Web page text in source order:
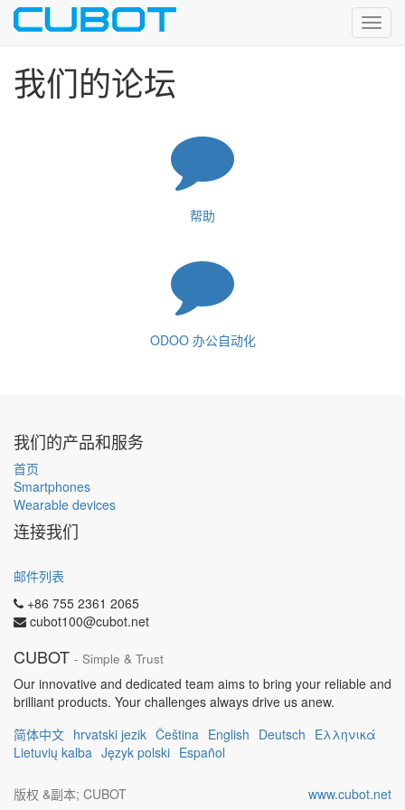
我们的论坛
帮助
ODOO 办公自动化
我们的产品和服务
首页
Smartphones
Wearable devices
连接我们
邮件列表
+86 755 2361 2065
cubot100@cubot.net
CUBOT - Simple & Trust
Our innovative and dedicated team aims to bring your reliable and
brilliant products. Your challenges always drive us anew.
简体中文 hrvatski jezik Čeština English Deutsch Ελληνικά
Lietuvių kalba Język polski Español
www.cubot.net
版权 &副本; CUBOT